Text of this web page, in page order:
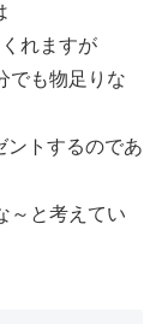
れますが
でも物足りな
ントするのであ
～と考えてい